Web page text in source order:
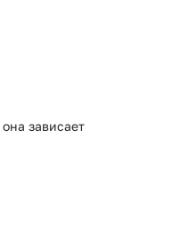
зависает